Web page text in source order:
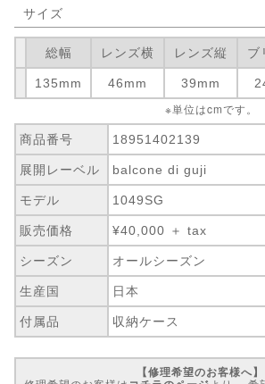
サイズ
総幅 レンズ横 レンズ縦 ブ
135mm 46mm 39mm
※単位はcmです
商品番号 18951402139
展開レーベル balcone di guji
モデル 1049SG
販売価格 ¥40,000 ＋ tax
シーズン オールシーズン
生産国 日本
付属品 収納ケース
【修理希望のお客様へ】